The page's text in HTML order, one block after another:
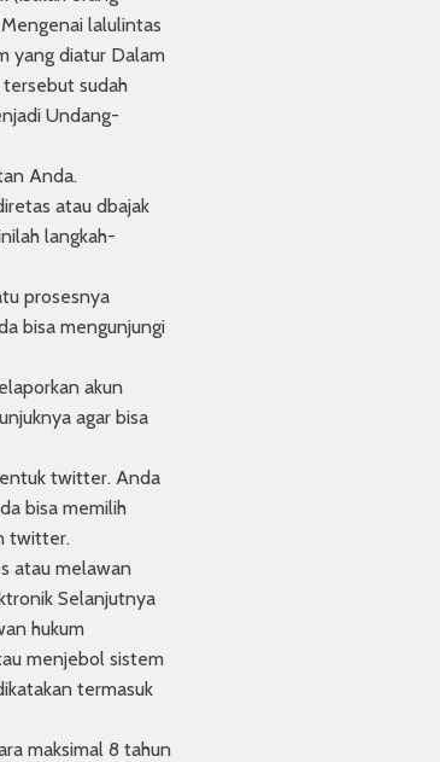
lalulintas
yang diatur Dalam
sudah
Undang-
Anda.
atau dbajak
langkah-
prosesnya
bisa mengunjungi
akun
agar bisa
twitter. Anda
bisa memilih
twitter.
atau melawan
Selanjutnya
hukum
menjebol sistem
termasuk
maksimal 8 tahun